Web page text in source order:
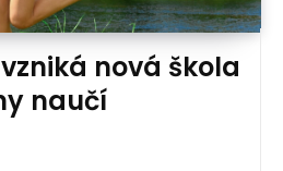
nová škola
naučí